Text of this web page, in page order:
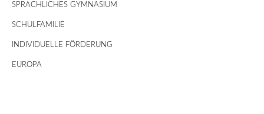
SPRACHLICHES GYMNASIUM
SCHULFAMILIE
INDIVIDUELLE FÖRDERUNG
EUROPA